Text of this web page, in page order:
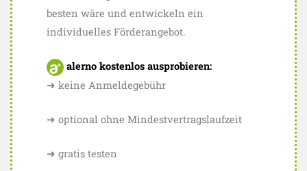
besten wäre und entwickeln ein
individuelles Förderangebot.
alerno kostenlos ausprobieren:
➜ keine Anmeldegebühr
➜ optional ohne Mindestvertragslaufzeit
➜ gratis testen